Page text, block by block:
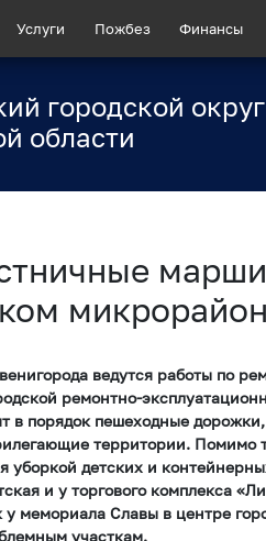
Услуги Пожбез Финансы
городской округ
области
ведутся работы по
ремонтно-
в порядок пешеходные
территории. Помимо
детских и
и у торгового комплекса
у мемориала Славы в центре
участкам.